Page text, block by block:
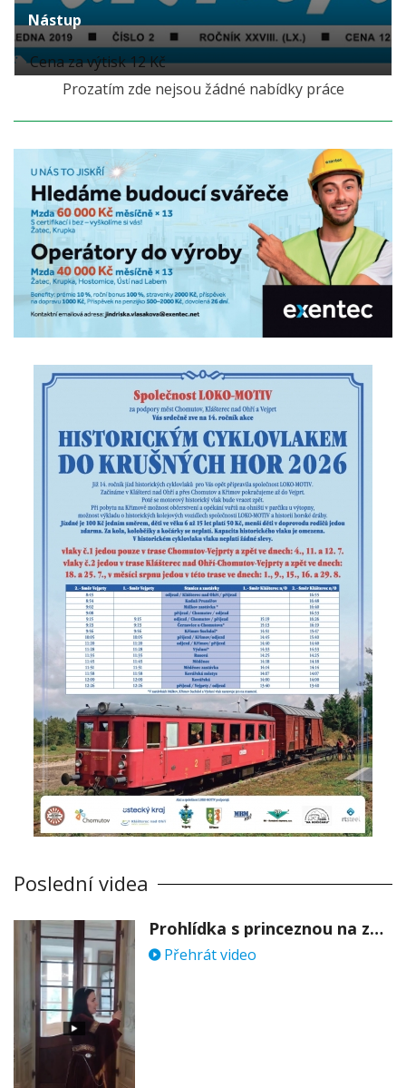
Nástup
Cena za výtisk 12 Kč
Prozatím zde nejsou žádné nabídky práce
Poslední videa
Prohlídka s princeznou na zámku Stekník
Přehrát video